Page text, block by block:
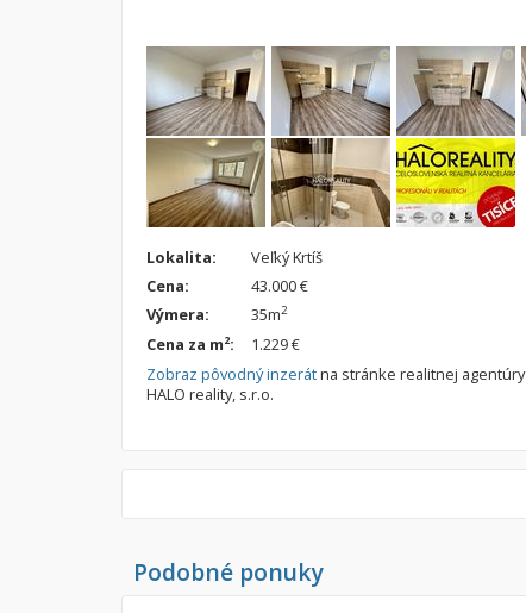
Lokalita:
Veľký Krtíš
Cena:
43.000 €
Výmera:
35m2
Cena za m2:
1.229 €
Zobraz pôvodný inzerátna stránke realitnej agentúry
HALO reality, s.r.o.
Podobné ponuky